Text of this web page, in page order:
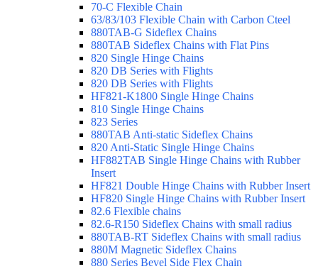
70-C Flexible Chain
63/83/103 Flexible Chain with Carbon Cteel
880TAB-G Sideflex Chains
880TAB Sideflex Chains with Flat Pins
820 Single Hinge Chains
820 DB Series with Flights
820 DB Series with Flights
HF821-K1800 Single Hinge Chains
810 Single Hinge Chains
823 Series
880TAB Anti-static Sideflex Chains
820 Anti-Static Single Hinge Chains
HF882TAB Single Hinge Chains with Rubber
Insert
HF821 Double Hinge Chains with Rubber Insert
HF820 Single Hinge Chains with Rubber Insert
82.6 Flexible chains
82.6-R150 Sideflex Chains with small radius
880TAB-RT Sideflex Chains with small radius
880M Magnetic Sideflex Chains
880 Series Bevel Side Flex Chain